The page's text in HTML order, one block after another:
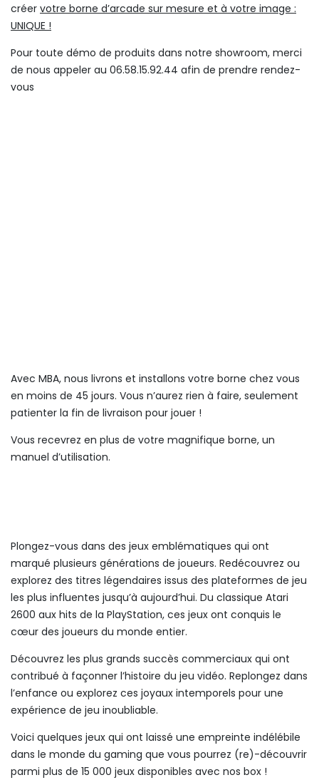
créer votre borne d’arcade sur mesure et à votre image :
UNIQUE !
Pour toute démo de produits dans notre showroom, merci
de nous appeler au 06.58.15.92.44 afin de prendre rendez-
vous
Avec MBA, nous livrons et installons votre borne chez vous
en moins de 45 jours. Vous n’aurez rien à faire, seulement
patienter la fin de livraison pour jouer !
Vous recevrez en plus de votre magnifique borne, un
manuel d’utilisation.
Plongez-vous dans des jeux emblématiques qui ont
marqué plusieurs générations de joueurs. Redécouvrez ou
explorez des titres légendaires issus des plateformes de jeu
les plus influentes jusqu’à aujourd’hui. Du classique Atari
2600 aux hits de la PlayStation, ces jeux ont conquis le
cœur des joueurs du monde entier.
Découvrez les plus grands succès commerciaux qui ont
contribué à façonner l’histoire du jeu vidéo. Replongez dans
l’enfance ou explorez ces joyaux intemporels pour une
expérience de jeu inoubliable.
Voici quelques jeux qui ont laissé une empreinte indélébile
dans le monde du gaming que vous pourrez (re)-découvrir
parmi plus de 15 000 jeux disponibles avec nos box !